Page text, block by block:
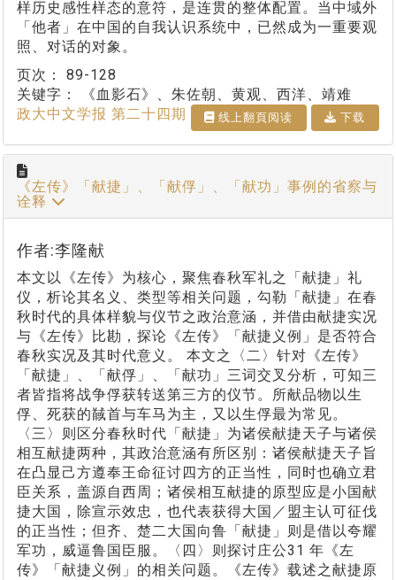
样历史感性样态的意符，是连贯的整体配置。当中域外
「他者」在中国的自我认识系统中，已然成为一重要观
照、对话的对象。
页次： 89-128
关键字：
《血影石》、朱佐朝、黄观、西洋、靖难
政大中文学报 第二十四期
线上翻⾴阅读 下载
《左传》「献捷」、「献俘」、「献功」事例的省察与
诠释
作者:李隆献
本文以《左传》为核心，聚焦春秋军礼之「献捷」礼
仪，析论其名义、类型等相关问题，勾勒「献捷」在春
秋时代的具体样貌与仪节之政治意涵，并借由献捷实况
与《左传》比勘，探论《左传》「献捷义例」是否符合
春秋实况及其时代意义。 本文之〈二〉针对《左传》
「献捷」、「献俘」、「献功」三词交叉分析，可知三
者皆指将战争俘获转送第三方的仪节。所献品物以生
俘、死获的馘首与车马为主，又以生俘最为常见。
〈三〉则区分春秋时代「献捷」为诸侯献捷天子与诸侯
相互献捷两种，其政治意涵有所区别：诸侯献捷天子旨
在凸显己方遵奉王命征讨四方的正当性，同时也确立君
臣关系，盖源自西周；诸侯相互献捷的原型应是小国献
捷大国，除宣示效忠，也代表获得大国／盟主认可征伐
的正当性；但齐、楚二大国向鲁「献捷」则是借以夸耀
军功，威逼鲁国臣服。〈四〉则探讨庄公31 年《左
传》「献捷义例」的相关问题。《左传》载述之献捷原